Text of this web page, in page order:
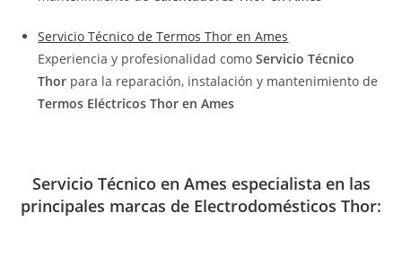
Servicio Técnico de Termos Thor en Ames
Experiencia y profesionalidad comoServicio Técnico
Thor para la reparación, instalación y mantenimiento de
Termos Eléctricos Thor en Ames
Servicio Técnico en Ames especialista en las
principales marcas de Electrodomésticos Thor: